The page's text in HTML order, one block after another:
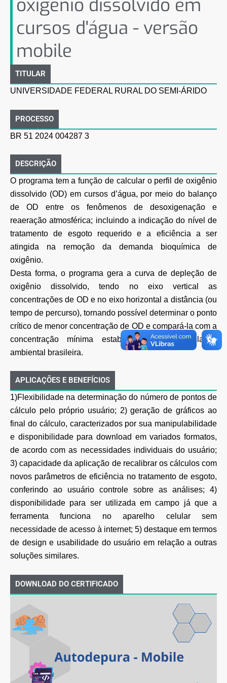
oxigênio dissolvido em
cursos d'água - versão
mobile
TITULAR
UNIVERSIDADE FEDERAL RURAL DO SEMI-ÁRIDO
PROCESSO
BR 51 2024 004287 3
DESCRIÇÃO
O programa tem a função de calcular o perfil de oxigênio
dissolvido (OD) em cursos d’água, por meio do balanço
de OD entre os fenômenos de desoxigenação e
reaeração atmosférica; incluindo a indicação do nível de
tratamento de esgoto requerido e a eficiência a ser
atingida na remoção da demanda bioquímica de
oxigênio.
Desta forma, o programa gera a curva de depleção de
oxigênio dissolvido, tendo no eixo vertical as
concentrações de OD e no eixo horizontal a distância (ou
tempo de percurso), tornando possível determinar o ponto
crítico de menor concentração de OD e compará-la com a
concentração mínima estabelecida pela legislação
ambiental brasileira.
APLICAÇÕES E BENEFÍCIOS
1)Flexibilidade na determinação do número de pontos de
cálculo pelo próprio usuário; 2) geração de gráficos ao
final do cálculo, caracterizados por sua manipulabilidade
e disponibilidade para download em variados formatos,
de acordo com as necessidades individuais do usuário;
3) capacidade da aplicação de recalibrar os cálculos com
novos parâmetros de eficiência no tratamento de esgoto,
conferindo ao usuário controle sobre as análises; 4)
disponibilidade para ser utilizada em campo já que a
ferramenta funciona no aparelho celular sem
necessidade de acesso à internet; 5) destaque em termos
de design e usabilidade do usuário em relação a outras
soluções similares.
DOWNLOAD DO CERTIFICADO